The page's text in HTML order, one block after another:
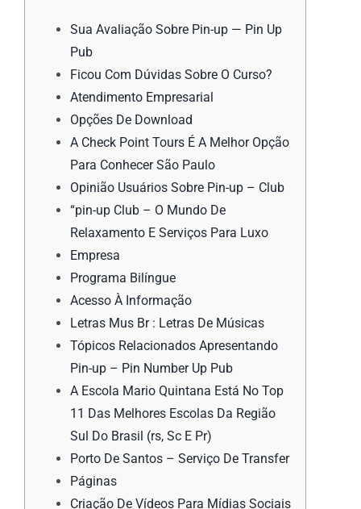
Sua Avaliação Sobre Pin-up — Pin Up
Pub
Ficou Com Dúvidas Sobre O Curso?
Atendimento Empresarial
Opções De Download
A Check Point Tours É A Melhor Opção
Para Conhecer São Paulo
Opinião Usuários Sobre Pin-up – Club
“pin-up Club – O Mundo De
Relaxamento E Serviços Para Luxo
Empresa
Programa Bilíngue
Acesso À Informação
Letras Mus Br : Letras De Músicas
Tópicos Relacionados Apresentando
Pin-up – Pin Number Up Pub
A Escola Mario Quintana Está No Top
11 Das Melhores Escolas Da Região
Sul Do Brasil (rs, Sc E Pr)
Porto De Santos – Serviço De Transfer
Páginas
Criação De Vídeos Para Mídias Sociais